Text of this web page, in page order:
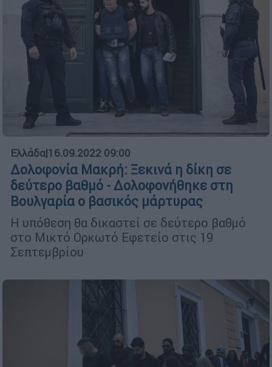
Ελλάδα|16.09.2022 09:00
Δολοφονία Μακρή: Ξεκινά η δίκη σε
δεύτερο βαθμό - Δολοφονήθηκε στη
Βουλγαρία ο βασικός μάρτυρας
Η υπόθεση θα δικαστεί σε δεύτερο βαθμό
στο Μικτό Ορκωτό Εφετείο στις 19
Σεπτεμβρίου